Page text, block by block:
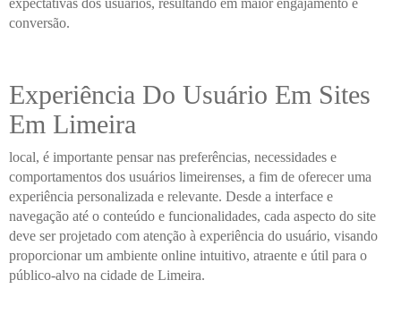
expectativas dos usuários, resultando em maior engajamento e
conversão.
Experiência Do Usuário Em Sites
Em Limeira
local, é importante pensar nas preferências, necessidades e
comportamentos dos usuários limeirenses, a fim de oferecer uma
experiência personalizada e relevante. Desde a interface e
navegação até o conteúdo e funcionalidades, cada aspecto do site
deve ser projetado com atenção à experiência do usuário, visando
proporcionar um ambiente online intuitivo, atraente e útil para o
público-alvo na cidade de Limeira.